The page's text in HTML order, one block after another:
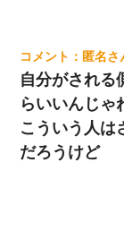
匿名
自分がされる
らいいんじゃ
こういう人は
だろうけど